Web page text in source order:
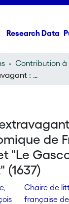
Research Data
Le religieux extravagant : "L’Histoire comique de Francion" (1623/1633) et "Le Gascon extravagant" (1637)
de
"Le
(1637)
Chaire de
française